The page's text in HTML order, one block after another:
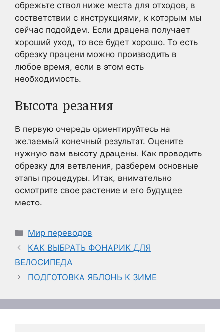
обрежьте ствол ниже места для отходов, в
соответствии с инструкциями, к которым мы
сейчас подойдем. Если драцена получает
хороший уход, то все будет хорошо. То есть
обрезку працени можно производить в
любое время, если в этом есть
необходимость.
Высота резания
В первую очередь ориентируйтесь на
желаемый конечный результат. Оцените
нужную вам высоту драцены. Как проводить
обрезку для ветвления, разберем основные
этапы процедуры. Итак, внимательно
осмотрите свое растение и его будущее
место.
Рубрики
Мир переводов
КАК ВЫБРАТЬ ФОНАРИК ДЛЯ
ВЕЛОСИПЕДА
ПОДГОТОВКА ЯБЛОНЬ К ЗИМЕ